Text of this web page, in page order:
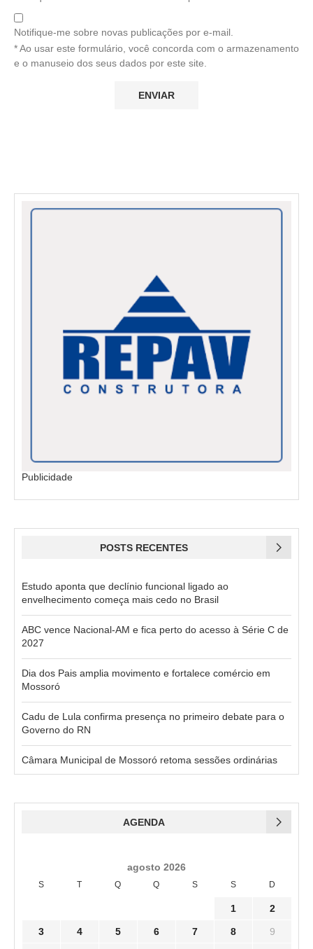
Notifique-me sobre novas publicações por e-mail.
* Ao usar este formulário, você concorda com o armazenamento
e o manuseio dos seus dados por este site.
Publicidade
POSTS RECENTES
Estudo aponta que declínio funcional ligado ao
envelhecimento começa mais cedo no Brasil
ABC vence Nacional-AM e fica perto do acesso à Série C de
2027
Dia dos Pais amplia movimento e fortalece comércio em
Mossoró
Cadu de Lula confirma presença no primeiro debate para o
Governo do RN
Câmara Municipal de Mossoró retoma sessões ordinárias
AGENDA
agosto 2026
S T Q Q S S D
1 2
3 4 5 6 7 8 9